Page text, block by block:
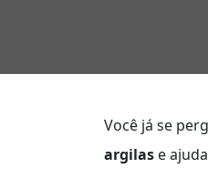
Você já se
argilas e